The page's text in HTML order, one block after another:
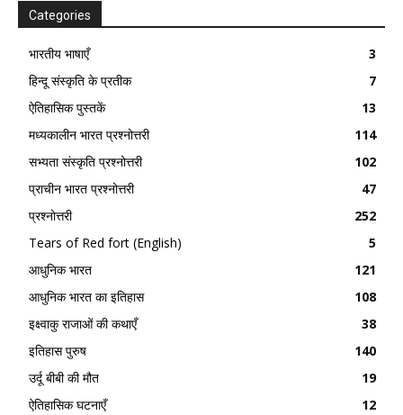
Categories
भारतीय भाषाएँ
3
हिन्दू संस्कृति के प्रतीक
7
ऐतिहासिक पुस्तकें
13
मध्यकालीन भारत प्रश्नोत्तरी
114
सभ्यता संस्कृति प्रश्नोत्तरी
102
प्राचीन भारत प्रश्नोत्तरी
47
प्रश्नोत्तरी
252
Tears of Red fort (English)
5
आधुनिक भारत
121
आधुनिक भारत का इतिहास
108
इक्ष्वाकु राजाओं की कथाएँ
38
इतिहास पुरुष
140
उर्दू बीबी की मौत
19
ऐतिहासिक घटनाएँ
12